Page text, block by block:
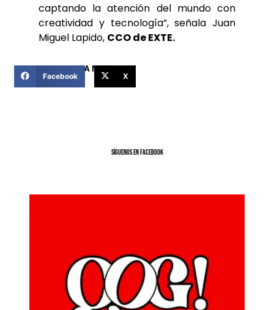
captando la atención del mundo con
creatividad y tecnología”, señala Juan
Miguel Lapido, CCO de EXTE.
COMPARTIR ESTA NOTICIA
Facebook X
SíGUENOS EN FACEBOOK